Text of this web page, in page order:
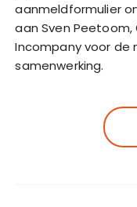
aanmeldformulier
aan Sven Peetoom,
Incompany voor de
samenwerking.